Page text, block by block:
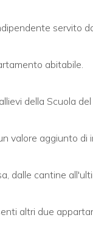
servito
abitabile.
della Scuola
valore aggiunto
dalle cantine
altri due